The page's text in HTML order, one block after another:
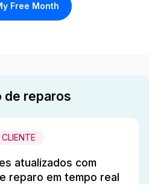
Free Month
de reparos
atualizados com
reparo em tempo real